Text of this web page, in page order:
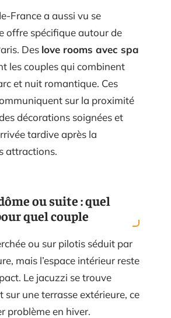
France a aussi vu se
offre spécifique autour de
Des love rooms avec spa
les couples qui combinent
et nuit romantique. Ces
sur la proximité
décorations soignées et
tardive après la
attractions.
ou suite : quel
quel couple
ou sur pilotis séduit par
mais l’espace intérieur reste
Le jacuzzi se trouve
sur une terrasse extérieure, ce
problème en hiver.